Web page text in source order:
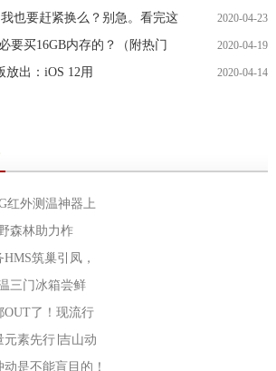
也要赶紧换么？别急。看完这 2020-04-23
要买16GB内存的？（附热门 2020-04-19
放出：iOS 12用 2020-04-14
红外测温神器上
森林助力柞
筑巢引凤，
三门冰箱尝鲜
OUT了！现流行
素先行∣吉山动
是不能盲目的！